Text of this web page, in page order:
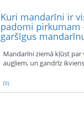
Kuri mandarīni ir
padomi pirkumam
garšīgus
Mandarīni ziemā kļūst
augļiem, un gandrīz
(0)